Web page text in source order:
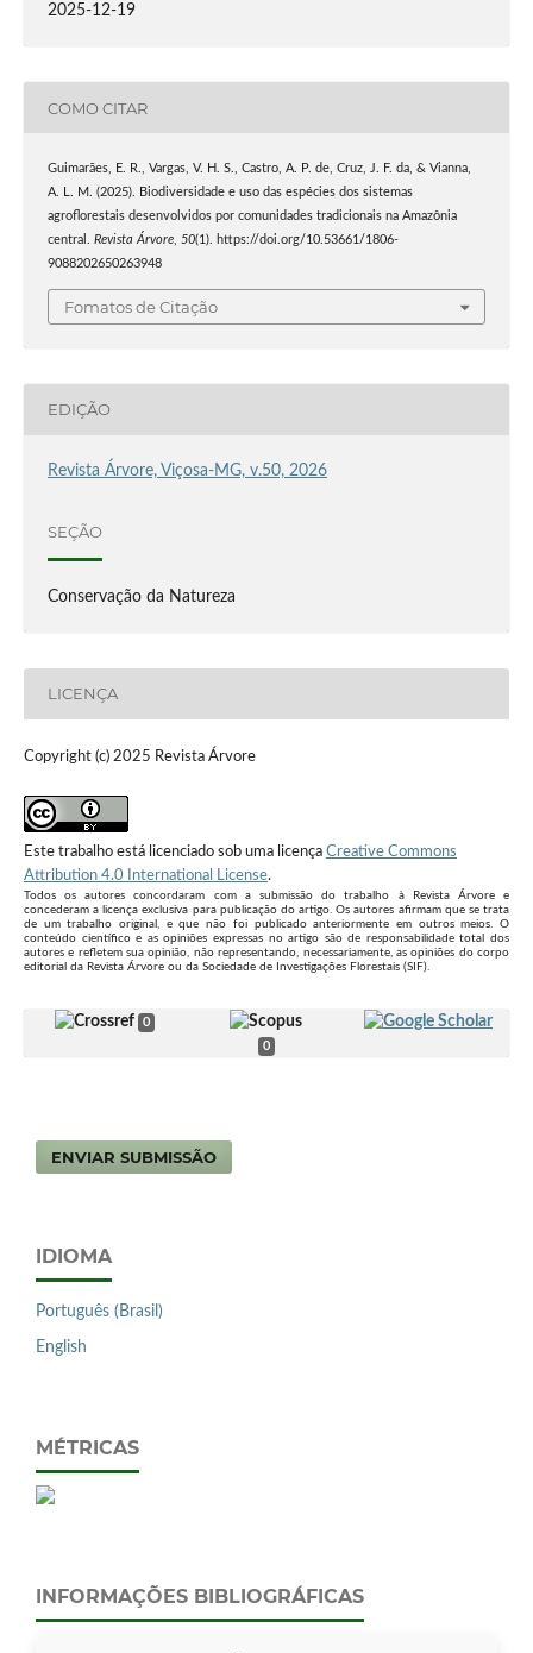
2025-12-19
COMO CITAR
Guimarães, E. R., Vargas, V. H. S., Castro, A. P. de, Cruz, J. F. da, & Vianna,
A. L. M. (2025). Biodiversidade e uso das espécies dos sistemas
agroflorestais desenvolvidos por comunidades tradicionais na Amazônia
central. Revista Árvore, 50(1). https://doi.org/10.53661/1806-
9088202650263948
Fomatos de Citação
EDIÇÃO
Revista Árvore, Viçosa-MG, v.50, 2026
SEÇÃO
Conservação da Natureza
LICENÇA
Copyright (c) 2025 Revista Árvore
Este trabalho está licenciado sob uma licença Creative Commons
Attribution 4.0 International License.
Todos os autores concordaram com a submissão do trabalho à Revista Árvore e
concederam a licença exclusiva para publicação do artigo. Os autores afirmam que se trata
de um trabalho original, e que não foi publicado anteriormente em outros meios. O
conteúdo científico e as opiniões expressas no artigo são de responsabilidade total dos
autores e refletem sua opinião, não representando, necessariamente, as opiniões do corpo
editorial da Revista Árvore ou da Sociedade de Investigações Florestais (SIF).
0
0
ENVIAR SUBMISSÃO
IDIOMA
Português (Brasil)
English
MÉTRICAS
INFORMAÇÕES BIBLIOGRÁFICAS